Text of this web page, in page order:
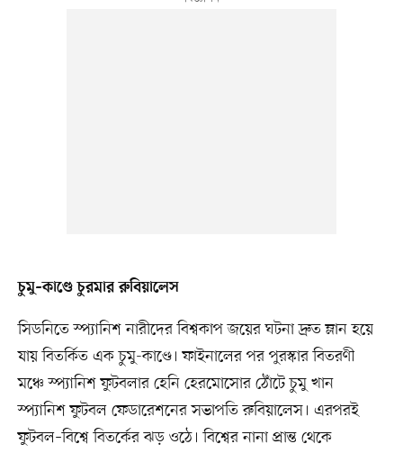
চুমু–কাণ্ডে চুরমার রুবিয়ালেস
সিডনিতে স্প্যানিশ নারীদের বিশ্বকাপ জয়ের ঘটনা দ্রুত ম্লান হয়ে
যায় বিতর্কিত এক চুমু-কাণ্ডে। ফাইনালের পর পুরস্কার বিতরণী
মঞ্চে স্প্যানিশ ফুটবলার হেনি হেরমোসোর ঠোঁটে চুমু খান
স্প্যানিশ ফুটবল ফেডারেশনের সভাপতি রুবিয়ালেস। এরপরই
ফুটবল–বিশ্বে বিতর্কের ঝড় ওঠে। বিশ্বের নানা প্রান্ত থেকে